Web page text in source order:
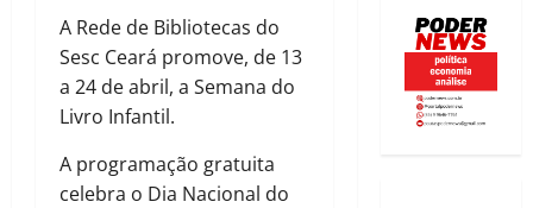
A Rede de Bibliotecas do
Sesc Ceará promove, de 13
a 24 de abril, a Semana do
Livro Infantil.
A programação gratuita
celebra o Dia Nacional do